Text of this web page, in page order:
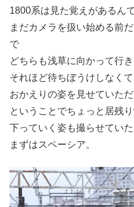
1800系は見た覚えがあるん
まだカメラを扱い始める前
で
どちらも浅草に向かって行
それほど待ちぼうけしなく
おかえりの姿を見せていた
ということでちょっと居残り
下っていく姿も撮らせていた
まずはスペーシア。